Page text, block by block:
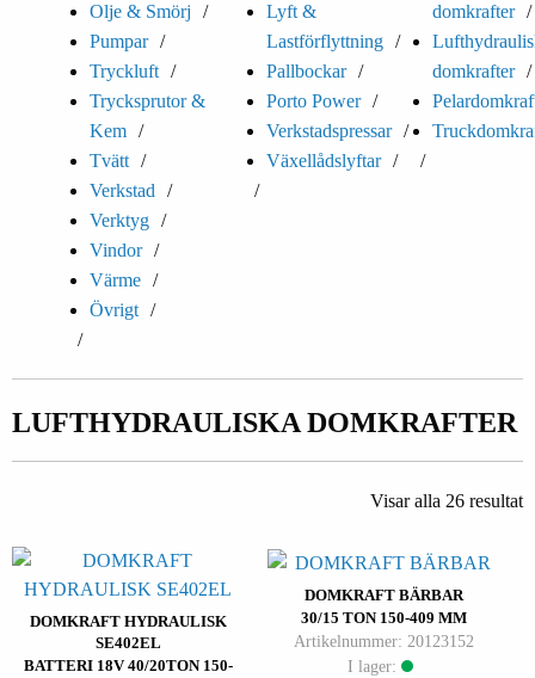
Olje & Smörj
Pumpar
Tryckluft
Trycksprutor &
Kem
Tvätt
Verkstad
Verktyg
Vindor
Värme
Övrigt
Lyft &
Lastförflyttning
Pallbockar
Porto Power
Verkstadspressar
Växellådslyftar
domkrafter
domkrafter
LUFTHYDRAULISKA DOMKRAFTER
Visar alla 26 resultat
DOMKRAFT HYDRAULISK
SE402EL
BATTERI 18V 40/20TON 150-
DOMKRAFT BÄRBAR
30/15 TON 150-409 MM
Artikelnummer: 20123152
I lager: